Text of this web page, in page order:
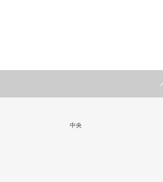
中央